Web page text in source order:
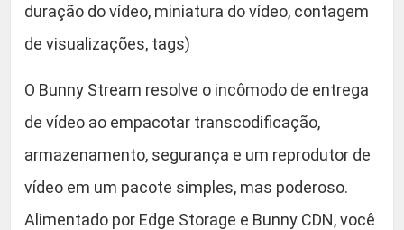
d
a
e
duração do vídeo, miniatura do vídeo, contagem
de visualizações, tags)
O Bunny Stream resolve o incômodo de entrega
de vídeo ao empacotar transcodificação,
armazenamento, segurança e um reprodutor de
vídeo em um pacote simples, mas poderoso.
Alimentado por Edge Storage e Bunny CDN, você